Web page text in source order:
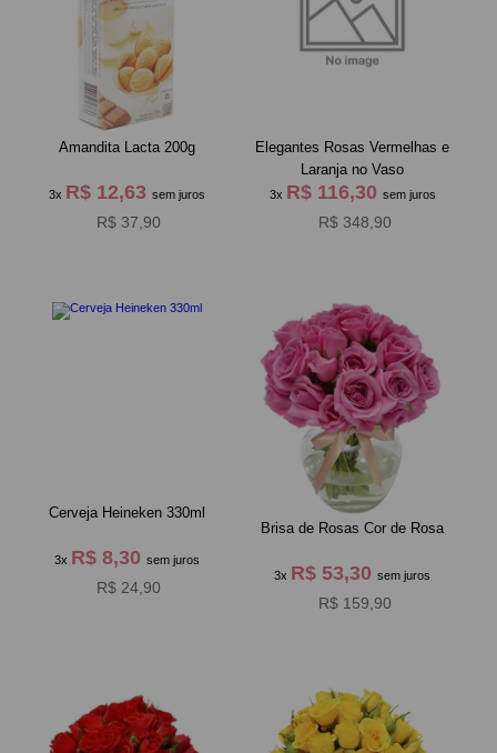
Amandita Lacta 200g
3x R$ 12,63 sem juros
R$ 37,90
Elegantes Rosas Vermelhas e
Laranja no Vaso
3x R$ 116,30 sem juros
R$ 348,90
Cerveja Heineken 330ml
3x R$ 8,30 sem juros
R$ 24,90
Brisa de Rosas Cor de Rosa
3x R$ 53,30sem juros
R$ 159,90